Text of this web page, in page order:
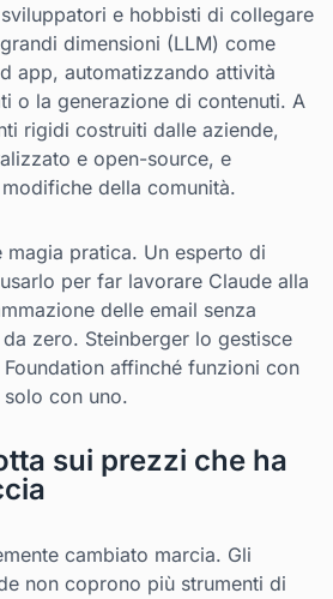
e hobbisti di collegare
dimensioni (LLM) come
app, automatizzando attività
o la generazione di contenuti. A
rigidi costruiti dalle aziende,
e open-source, e
della comunità.
magia pratica. Un esperto di
per far lavorare Claude alla
delle email senza
zero. Steinberger lo gestisce
affinché funzioni con
con uno.
sui prezzi che ha
cambiato marcia. Gli
non coprono più strumenti di